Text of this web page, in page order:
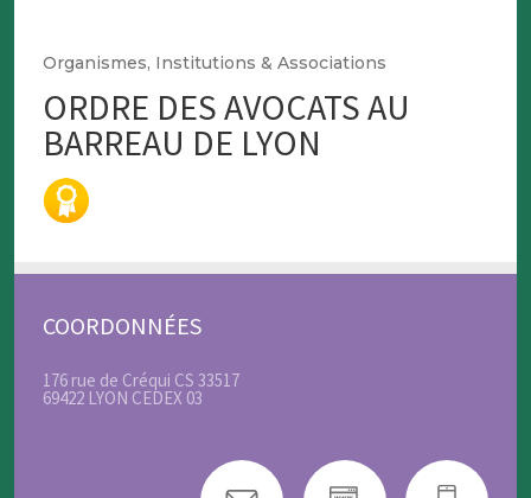
Organismes, Institutions & Associations
ORDRE DES AVOCATS AU
BARREAU DE LYON
COORDONNÉES
176 rue de Créqui CS 33517
69422 LYON CEDEX 03